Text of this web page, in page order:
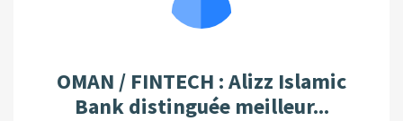
OMAN / FINTECH : Alizz Islamic
Bank distinguée meilleur...